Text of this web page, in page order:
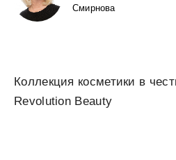
Смирнова
Коллекция косметики в
Revolution Beauty